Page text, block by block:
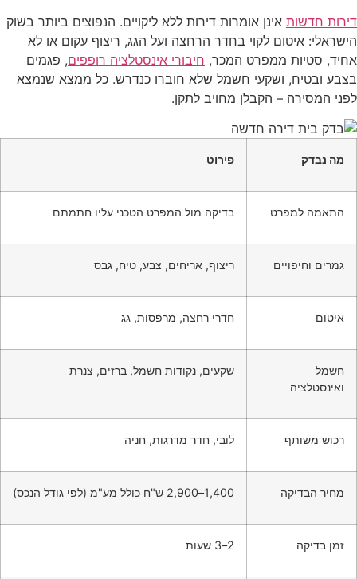
דירות חדשות אינן אומרות דירות ללא ליקויים. הנפוצים ביותר בשוק
הישראלי: איטום לקוי בחדר הרחצה ועל הגג, ריצוף עקום או לא
אחיד, סטיות ממפרט המכר, חיבורי אינסטלציה רופפים, פגמים
בצבע ובטיח, ושקעי חשמל שלא חוברו כנדרש. כל ממצא שנמצא
לפני המסירה – הקבלן מחויב לתקן.
מה נבדק פירוט
התאמה למפרט בדיקה מול המפרט הטכני עליו חתמתם
גמרים וחיפויים ריצוף, אריחים, צבע, טיח, גבס
איטום חדרי רחצה, מרפסות, גג
חשמל
ואינסטלציה
שקעים, נקודות חשמל, ברזים, צנרת
רכוש משותף לובי, חדר מדרגות, חניה
מחיר הבדיקה 1,400–2,900 ש"ח כולל מע"מ (לפי גודל הנכס)
זמן בדיקה 2–3 שעות